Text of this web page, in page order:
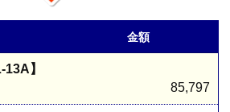
金額
13A】
85,797